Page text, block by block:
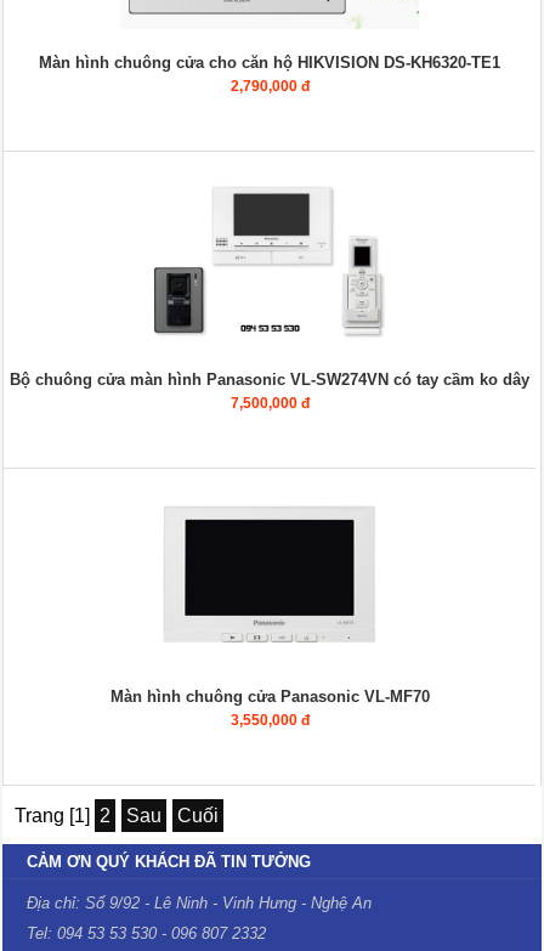
Màn hình chuông cửa cho căn hộ HIKVISION DS-KH6320-TE1
2,790,000 đ
Bộ chuông cửa màn hình Panasonic VL-SW274VN có tay cầm ko dây
7,500,000 đ
Màn hình chuông cửa Panasonic VL-MF70
3,550,000 đ
Trang [1] 2 Sau Cuối
CẢM ƠN QUÝ KHÁCH ĐÃ TIN TƯỞNG
Địa chỉ: Số 9/92 - Lê Ninh - Vinh Hưng - Nghệ An
Tel: 094 53 53 530 - 096 807 2332